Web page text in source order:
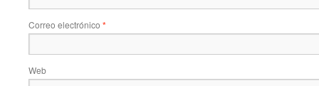
Correo electrónico *
Web